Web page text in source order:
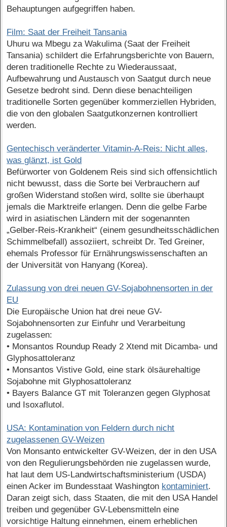
Behauptungen aufgegriffen haben.
Film: Saat der Freiheit Tansania
Uhuru wa Mbegu za Wakulima (Saat der Freiheit
Tansania) schildert die Erfahrungsberichte von Bauern,
deren traditionelle Rechte zu Wiederaussaat,
Aufbewahrung und Austausch von Saatgut durch neue
Gesetze bedroht sind. Denn diese benachteiligen
traditionelle Sorten gegenüber kommerziellen Hybriden,
die von den globalen Saatgutkonzernen kontrolliert
werden.
Gentechisch veränderter Vitamin-A-Reis: Nicht alles,
was glänzt, ist Gold
Befürworter von Goldenem Reis sind sich offensichtlich
nicht bewusst, dass die Sorte bei Verbrauchern auf
großen Widerstand stoßen wird, sollte sie überhaupt
jemals die Marktreife erlangen. Denn die gelbe Farbe
wird in asiatischen Ländern mit der sogenannten
„Gelber-Reis-Krankheit“ (einem gesundheitsschädlichen
Schimmelbefall) assoziiert, schreibt Dr. Ted Greiner,
ehemals Professor für Ernährungswissenschaften an
der Universität von Hanyang (Korea).
Zulassung von drei neuen GV-Sojabohnensorten in der
EU
Die Europäische Union hat drei neue GV-
Sojabohnensorten zur Einfuhr und Verarbeitung
zugelassen:
• Monsantos Roundup Ready 2 Xtend mit Dicamba- und
Glyphosattoleranz
• Monsantos Vistive Gold, eine stark ölsäurehaltige
Sojabohne mit Glyphosattoleranz
• Bayers Balance GT mit Toleranzen gegen Glyphosat
und Isoxaflutol.
USA: Kontamination von Feldern durch nicht
zugelassenen GV-Weizen
Von Monsanto entwickelter GV-Weizen, der in den USA
von den Regulierungsbehörden nie zugelassen wurde,
hat laut dem US-Landwirtschaftsministerium (USDA)
einen Acker im Bundesstaat Washington kontaminiert.
Daran zeigt sich, dass Staaten, die mit den USA Handel
treiben und gegenüber GV-Lebensmitteln eine
vorsichtige Haltung einnehmen, einem erheblichen